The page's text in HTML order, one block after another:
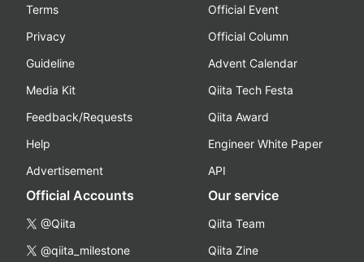
Terms
Privacy
Guideline
Media Kit
Feedback/Requests
Help
Advertisement
Official Event
Official Column
Advent Calendar
Qiita Tech Festa
Qiita Award
Engineer White Paper
API
Official Accounts
@Qiita
@qiita_milestone
Our service
Qiita Team
Qiita Zine